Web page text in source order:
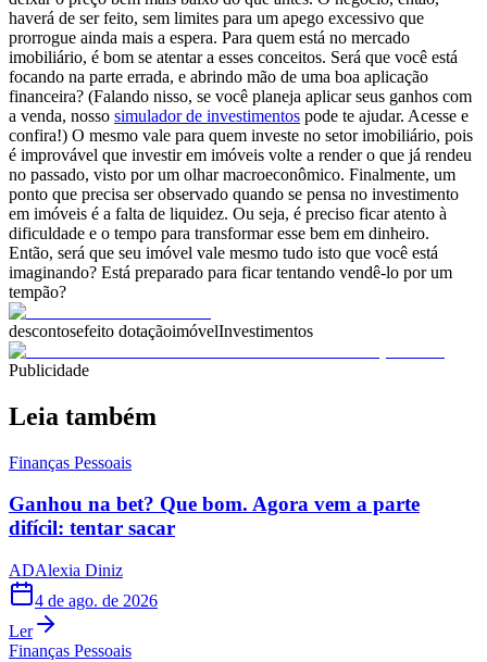
haverá de ser feito, sem limites para um apego excessivo que
prorrogue ainda mais a espera. Para quem está no mercado
imobiliário, é bom se atentar a esses conceitos. Será que você está
focando na parte errada, e abrindo mão de uma boa aplicação
financeira? (Falando nisso, se você planeja aplicar seus ganhos com
a venda, nosso simulador de investimentos pode te ajudar. Acesse e
confira!) O mesmo vale para quem investe no setor imobiliário, pois
é improvável que investir em imóveis volte a render o que já rendeu
no passado, visto por um olhar macroeconômico. Finalmente, um
ponto que precisa ser observado quando se pensa no investimento
em imóveis é a falta de liquidez. Ou seja, é preciso ficar atento à
dificuldade e o tempo para transformar esse bem em dinheiro.
Então, será que seu imóvel vale mesmo tudo isto que você está
imaginando? Está preparado para ficar tentando vendê-lo por um
tempão?
descontosefeito dotaçãoimóvelInvestimentos
Publicidade
Leia também
Finanças Pessoais
Ganhou na bet? Que bom. Agora vem a parte
difícil: tentar sacar
ADAlexia Diniz
4 de ago. de 2026
Ler
Finanças Pessoais